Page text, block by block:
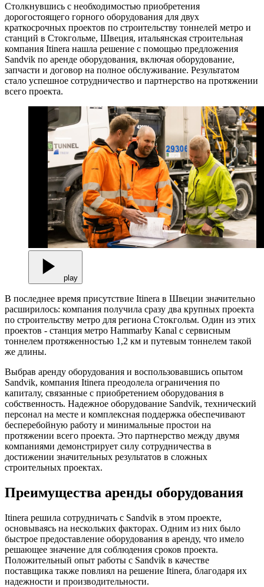
Столкнувшись с необходимостью приобретения
дорогостоящего горного оборудования для двух
краткосрочных проектов по строительству тоннелей метро и
станций в Стокгольме, Швеция, итальянская строительная
компания Itinera нашла решение с помощью предложения
Sandvik по аренде оборудования, включая оборудование,
запчасти и договор на полное обслуживание. Результатом
стало успешное сотрудничество и партнерство на протяжении
всего проекта.
play
В последнее время присутствие Itinera в Швеции значительно
расширилось: компания получила сразу два крупных проекта
по строительству метро для региона Стокгольм. Один из этих
проектов - станция метро Hammarby Kanal с сервисным
тоннелем протяженностью 1,2 км и путевым тоннелем такой
же длины.
Выбрав аренду оборудования и воспользовавшись опытом
Sandvik, компания Itinera преодолела ограничения по
капиталу, связанные с приобретением оборудования в
собственность. Надежное оборудование Sandvik, технический
персонал на месте и комплексная поддержка обеспечивают
бесперебойную работу и минимальные простои на
протяжении всего проекта. Это партнерство между двумя
компаниями демонстрирует силу сотрудничества в
достижении значительных результатов в сложных
строительных проектах.
Преимущества аренды оборудования
Itinera решила сотрудничать с Sandvik в этом проекте,
основываясь на нескольких факторах. Одним из них было
быстрое предоставление оборудования в аренду, что имело
решающее значение для соблюдения сроков проекта.
Положительный опыт работы с Sandvik в качестве
поставщика также повлиял на решение Itinera, благодаря их
надежности и производительности.